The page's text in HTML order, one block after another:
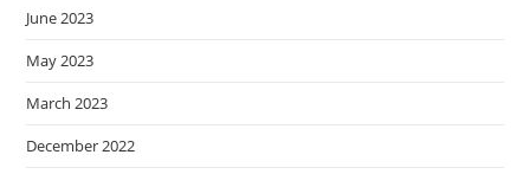
June 2023
May 2023
March 2023
December 2022